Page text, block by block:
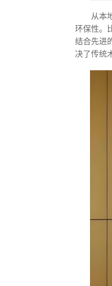
从本
环保性。
结合先进
决了传统